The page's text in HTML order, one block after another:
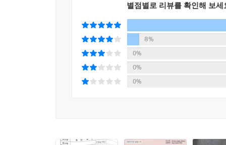
별점별로 리뷰를 확인해 보세
8%
0%
0%
0%